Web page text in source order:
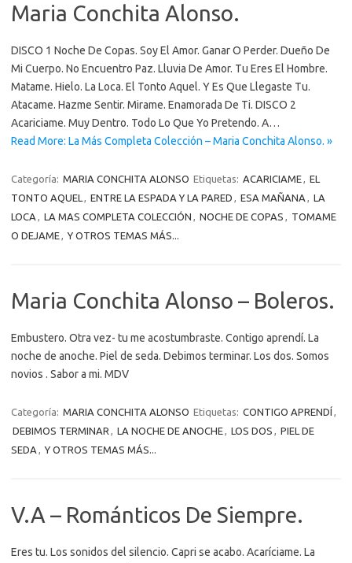
Maria Conchita Alonso.
DISCO 1 Noche De Copas. Soy El Amor. Ganar O Perder. Dueño De
Mi Cuerpo. No Encuentro Paz. Lluvia De Amor. Tu Eres El Hombre.
Matame. Hielo. La Loca. El Tonto Aquel. Y Es Que Llegaste Tu.
Atacame. Hazme Sentir. Mirame. Enamorada De Ti. DISCO 2
Acariciame. Muy Dentro. Todo Lo Que Yo Pretendo. A…
Read More: La Más Completa Colección – Maria Conchita Alonso. »
Categoría: MARIA CONCHITA ALONSO Etiquetas: ACARICIAME, EL
TONTO AQUEL , ENTRE LA ESPADA Y LA PARED , ESA MAÑANA , LA
LOCA , LA MAS COMPLETA COLECCIÓN , NOCHE DE COPAS , TOMAME
O DEJAME, Y OTROS TEMAS MÁS...
Maria Conchita Alonso – Boleros.
Embustero. Otra vez- tu me acostumbraste. Contigo aprendí. La
noche de anoche. Piel de seda. Debimos terminar. Los dos. Somos
novios . Sabor a mi. MDV
Categoría: MARIA CONCHITA ALONSO Etiquetas: CONTIGO APRENDÍ ,
DEBIMOS TERMINAR , LA NOCHE DE ANOCHE, LOS DOS , PIEL DE
SEDA , Y OTROS TEMAS MÁS...
V.A – Románticos De Siempre.
Eres tu. Los sonidos del silencio. Capri se acabo. Acaríciame. La